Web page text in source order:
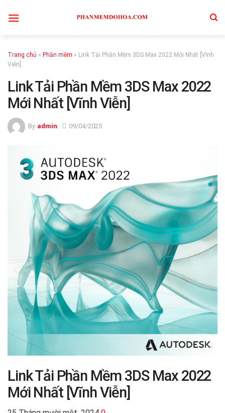
Trang chủ » Phần mềm » Link Tải Phần Mềm 3DS Max 2022 Mới Nhất [Vĩnh
Viễn]
Link Tải Phần Mềm 3DS Max 2022
Mới Nhất [Vĩnh Viễn]
By admin 09/04/2025
Link Tải Phần Mềm 3DS Max 2022
Mới Nhất [Vĩnh Viễn]